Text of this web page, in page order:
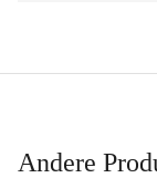
Andere